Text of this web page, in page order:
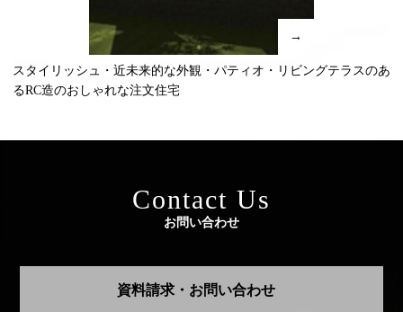
→
スタイリッシュ・近未来的な外観・パティオ・リビングテラスのあ
るRC造のおしゃれな注文住宅
Contact Us
お問い合わせ
資料請求・お問い合わせ